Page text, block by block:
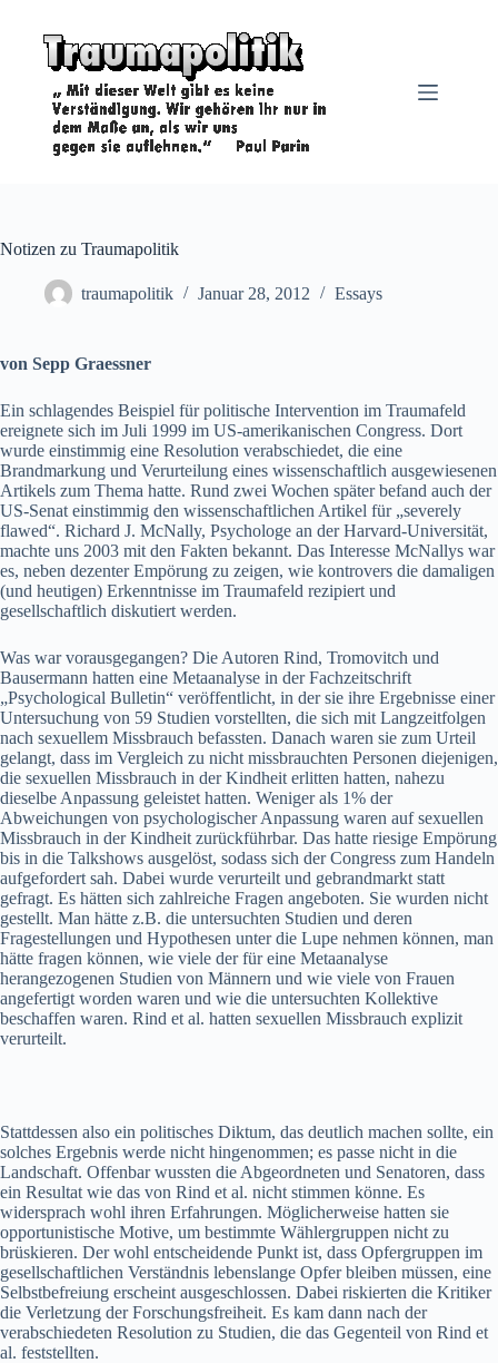
springen
Notizen zu Traumapolitik
traumapolitik Januar 28, 2012 Essays
von Sepp Graessner
Ein schlagendes Beispiel für politische Intervention im Traumafeld
ereignete sich im Juli 1999 im US-amerikanischen Congress. Dort
wurde einstimmig eine Resolution verabschiedet, die eine
Brandmarkung und Verurteilung eines wissenschaftlich ausgewiesenen
Artikels zum Thema hatte. Rund zwei Wochen später befand auch der
US-Senat einstimmig den wissenschaftlichen Artikel für „severely
flawed“. Richard J. McNally, Psychologe an der Harvard-Universität,
machte uns 2003 mit den Fakten bekannt. Das Interesse McNallys war
es, neben dezenter Empörung zu zeigen, wie kontrovers die damaligen
(und heutigen) Erkenntnisse im Traumafeld rezipiert und
gesellschaftlich diskutiert werden.
Was war vorausgegangen? Die Autoren Rind, Tromovitch und
Bausermann hatten eine Metaanalyse in der Fachzeitschrift
„Psychological Bulletin“ veröffentlicht, in der sie ihre Ergebnisse einer
Untersuchung von 59 Studien vorstellten, die sich mit Langzeitfolgen
nach sexuellem Missbrauch befassten. Danach waren sie zum Urteil
gelangt, dass im Vergleich zu nicht missbrauchten Personen diejenigen,
die sexuellen Missbrauch in der Kindheit erlitten hatten, nahezu
dieselbe Anpassung geleistet hatten. Weniger als 1% der
Abweichungen von psychologischer Anpassung waren auf sexuellen
Missbrauch in der Kindheit zurückführbar. Das hatte riesige Empörung
bis in die Talkshows ausgelöst, sodass sich der Congress zum Handeln
aufgefordert sah. Dabei wurde verurteilt und gebrandmarkt statt
gefragt. Es hätten sich zahlreiche Fragen angeboten. Sie wurden nicht
gestellt. Man hätte z.B. die untersuchten Studien und deren
Fragestellungen und Hypothesen unter die Lupe nehmen können, man
hätte fragen können, wie viele der für eine Metaanalyse
herangezogenen Studien von Männern und wie viele von Frauen
angefertigt worden waren und wie die untersuchten Kollektive
beschaffen waren. Rind et al. hatten sexuellen Missbrauch explizit
verurteilt.
Stattdessen also ein politisches Diktum, das deutlich machen sollte, ein
solches Ergebnis werde nicht hingenommen; es passe nicht in die
Landschaft. Offenbar wussten die Abgeordneten und Senatoren, dass
ein Resultat wie das von Rind et al. nicht stimmen könne. Es
widersprach wohl ihren Erfahrungen. Möglicherweise hatten sie
opportunistische Motive, um bestimmte Wählergruppen nicht zu
brüskieren. Der wohl entscheidende Punkt ist, dass Opfergruppen im
gesellschaftlichen Verständnis lebenslange Opfer bleiben müssen, eine
Selbstbefreiung erscheint ausgeschlossen. Dabei riskierten die Kritiker
die Verletzung der Forschungsfreiheit. Es kam dann nach der
verabschiedeten Resolution zu Studien, die das Gegenteil von Rind et
al. feststellten.